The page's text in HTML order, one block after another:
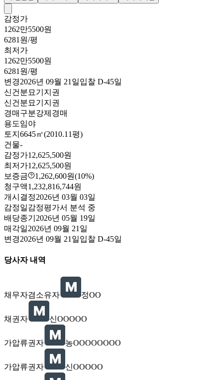
감정가
1262만5500원
6281원/평
최저가
1262만5500원
6281원/평
변경2026년 09월 21일입찰 D-45일
신건 분묘기지권
신건 분묘기지권
경매구분강제경매
용도임야
토지 6645㎡(2010.11평)
건물-
감정가12,625,500원
최저가12,625,500원
보증금
1,262,600원(10%)
청구액1,232,816,744원
개시결정2026년 03월 03일
감정일감정평가서 분석 중
배당종기 2026년 05월 19일
매각일2026년 09월 21일
변경2026년 09월 21일입찰 D-45일
당사자 내역
채무자겸소유자 정OO
채권자 신OOOOO
가압류권자 농OOOOOOOO
가압류권자 신OOOOO